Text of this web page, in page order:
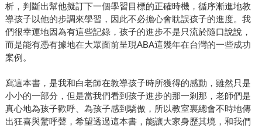
析，判斷出幫他擬訂下一個學習目標的正確時機，循序漸進地教
導孩子以他的步調來學習，因此不必擔心會耽誤孩子的進度。我
們很幸運地因為有這些記錄，孩子的進步不是只流於隨口說說，
而是能有憑有據地在大眾面前呈現ABA這幾年在台灣的一些成功
案例。
寫這本書，是我和白老師在教導孩子時所獲得的感動，雖然只是
小小的一部分，但是當我們看到孩子進步的那一剎那，老師們是
真心地為孩子歡呼、為孩子感到驕傲，所以教室裏總會不時地傳
出狂喜與驚呼聲，希望透過這本書，能讓大家身歷其境，和我們